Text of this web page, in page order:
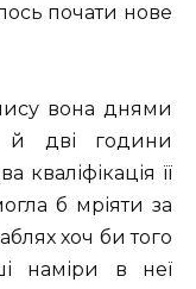
почати нове
вона днями
й дві години
кваліфікація її
б мріяти за
хоч би того
наміри в неї